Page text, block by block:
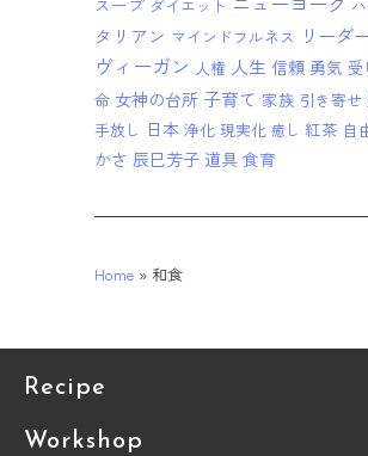
スープ ダイエット
タリアン マインドフルネス リーダ
ヴィーガン 人権 人生 信頼 勇気
命 女神の台所 子育て 家族 引き寄せ
手放し 日本 浄化 現実化 癒し 紅茶 自
かさ 辰巳芳子 道具 食育
Home » 和食
Recipe
Workshop